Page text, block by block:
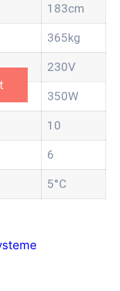
183cm
365kg
230V
350W
10
6
5°C